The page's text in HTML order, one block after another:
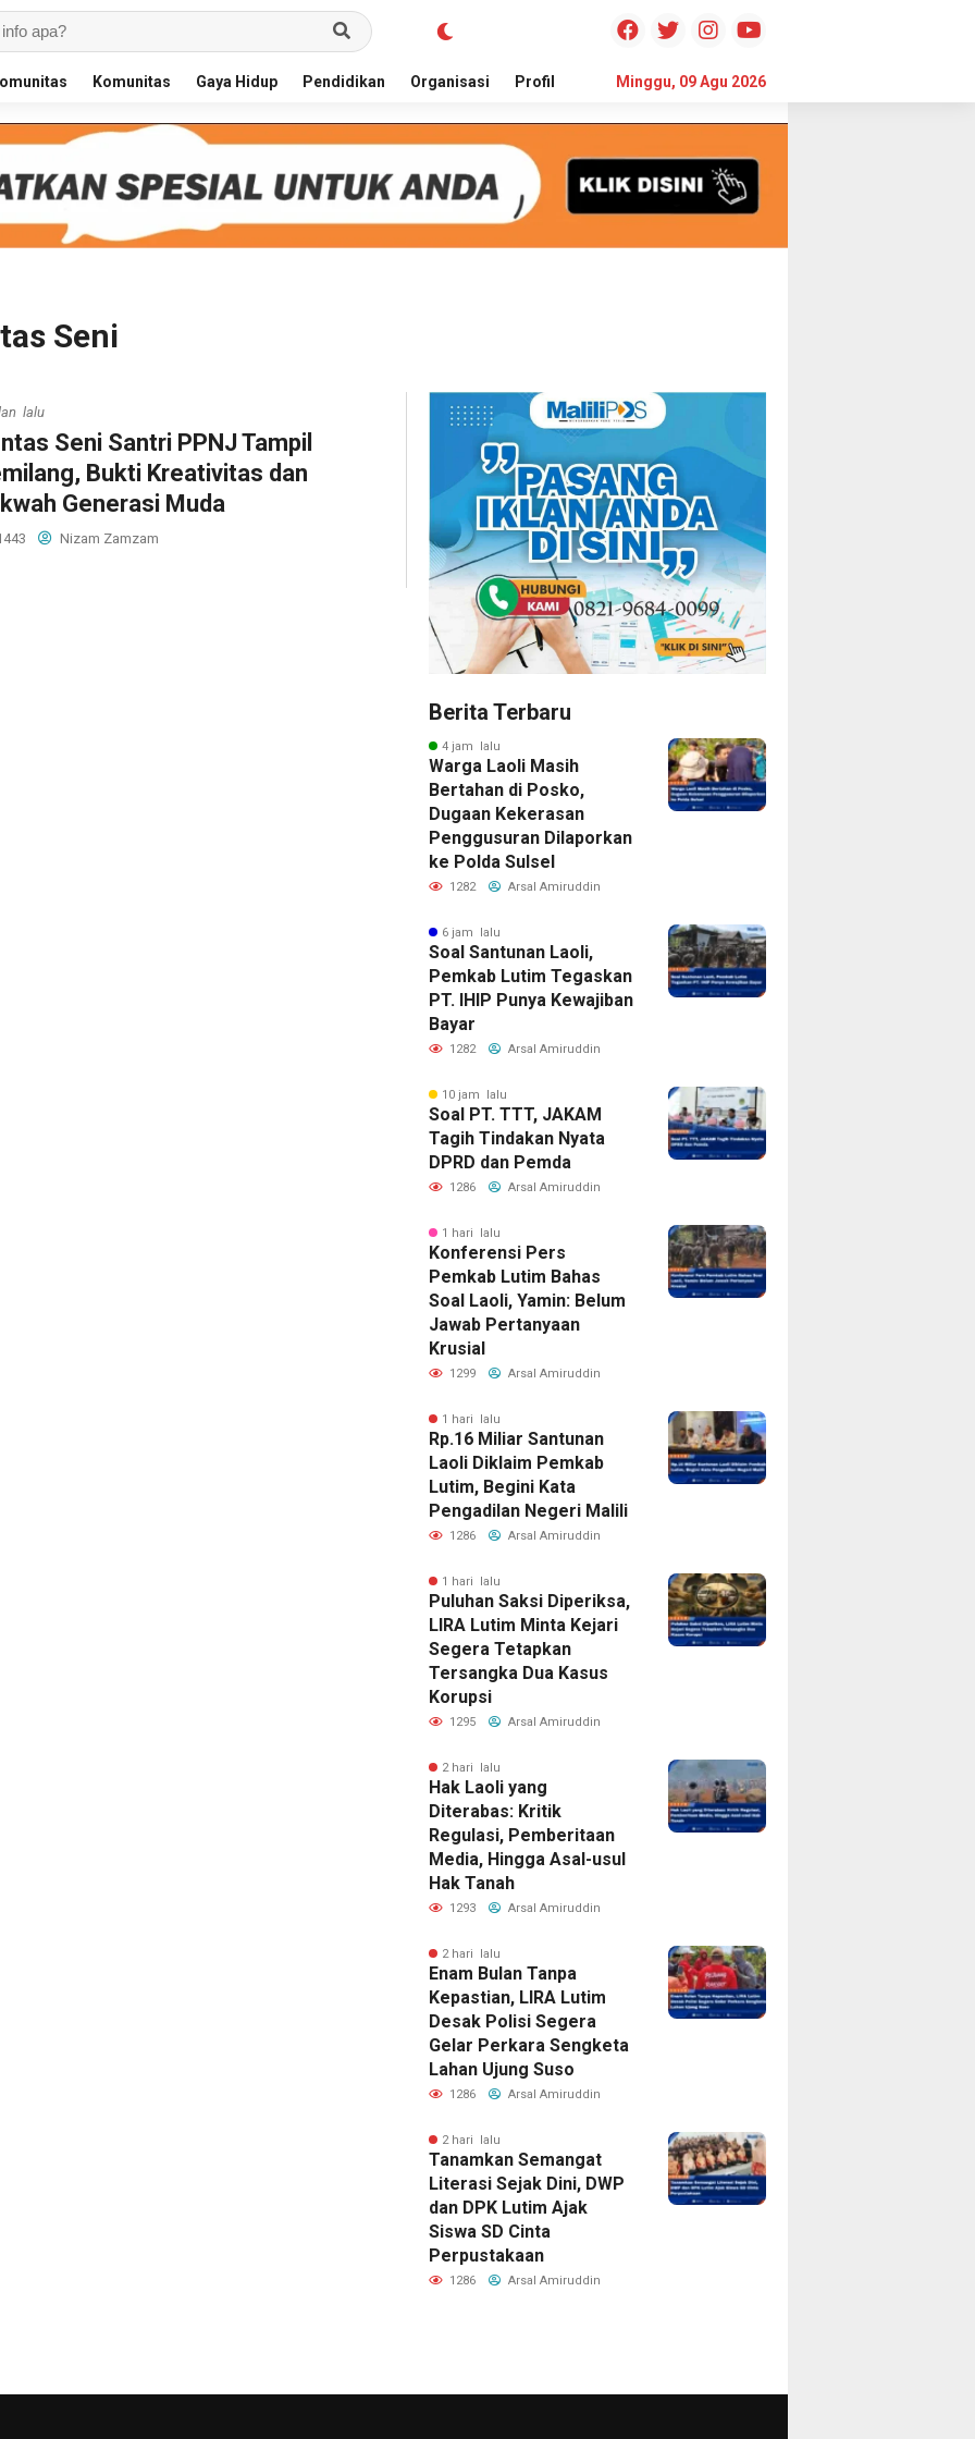
Komunitas Gaya Hidup Pendidikan Organisasi Profil TeknologiMinggu, 09 Agu 2026
Seni
lalu
Seni Santri PPNJ Tampil
Bukti Kreativitas dan
Generasi Muda
Nizam Zamzam
Berita Terbaru
4 jam lalu
Warga Laoli Masih
Bertahan di Posko,
Dugaan Kekerasan
Penggusuran Dilaporkan
ke Polda Sulsel
1282 Arsal Amiruddin
6 jam lalu
Soal Santunan Laoli,
Pemkab Lutim Tegaskan
PT. IHIP Punya Kewajiban
Bayar
1282 Arsal Amiruddin
10 jam lalu
Soal PT. TTT, JAKAM
Tagih Tindakan Nyata
DPRD dan Pemda
1286 Arsal Amiruddin
1 hari lalu
Konferensi Pers
Pemkab Lutim Bahas
Soal Laoli, Yamin: Belum
Jawab Pertanyaan
Krusial
1299 Arsal Amiruddin
1 hari lalu
Rp.16 Miliar Santunan
Laoli Diklaim Pemkab
Lutim, Begini Kata
Pengadilan Negeri Malili
1286 Arsal Amiruddin
1 hari lalu
Puluhan Saksi Diperiksa,
LIRA Lutim Minta Kejari
Segera Tetapkan
Tersangka Dua Kasus
Korupsi
1295 Arsal Amiruddin
2 hari lalu
Hak Laoli yang
Diterabas: Kritik
Regulasi, Pemberitaan
Media, Hingga Asal-usul
Hak Tanah
1293 Arsal Amiruddin
2 hari lalu
Enam Bulan Tanpa
Kepastian, LIRA Lutim
Desak Polisi Segera
Gelar Perkara Sengketa
Lahan Ujung Suso
1286 Arsal Amiruddin
2 hari lalu
Tanamkan Semangat
Literasi Sejak Dini, DWP
dan DPK Lutim Ajak
Siswa SD Cinta
Perpustakaan
1286 Arsal Amiruddin